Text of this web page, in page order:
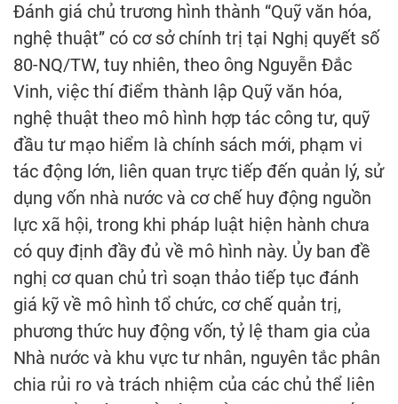
Đánh giá chủ trương hình thành “Quỹ văn hóa,
nghệ thuật” có cơ sở chính trị tại Nghị quyết số
80-NQ/TW, tuy nhiên, theo ông Nguyễn Đắc
Vinh, việc thí điểm thành lập Quỹ văn hóa,
nghệ thuật theo mô hình hợp tác công tư, quỹ
đầu tư mạo hiểm là chính sách mới, phạm vi
tác động lớn, liên quan trực tiếp đến quản lý, sử
dụng vốn nhà nước và cơ chế huy động nguồn
lực xã hội, trong khi pháp luật hiện hành chưa
có quy định đầy đủ về mô hình này. Ủy ban đề
nghị cơ quan chủ trì soạn thảo tiếp tục đánh
giá kỹ về mô hình tổ chức, cơ chế quản trị,
phương thức huy động vốn, tỷ lệ tham gia của
Nhà nước và khu vực tư nhân, nguyên tắc phân
chia rủi ro và trách nhiệm của các chủ thể liên